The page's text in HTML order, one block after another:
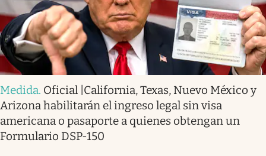
Medida. Oficial |California, Texas, Nuevo México y
Arizona habilitarán el ingreso legal sin visa
americana o pasaporte a quienes obtengan un
Formulario DSP-150